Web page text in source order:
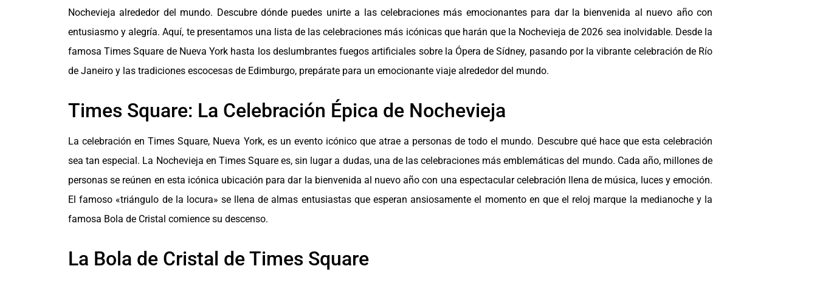
Nochevieja alrededor del mundo. Descubre dónde puedes unirte a las celebraciones más emocionantes para dar la bienvenida al nuevo año con
entusiasmo y alegría. Aquí, te presentamos una lista de las celebraciones más icónicas que harán que la Nochevieja de 2026 sea inolvidable. Desde la
famosa Times Square de Nueva York hasta los deslumbrantes fuegos artificiales sobre la Ópera de Sídney, pasando por la vibrante celebración de Río
de Janeiro y las tradiciones escocesas de Edimburgo, prepárate para un emocionante viaje alrededor del mundo.
Times Square: La Celebración Épica de Nochevieja
La celebración en Times Square, Nueva York, es un evento icónico que atrae a personas de todo el mundo. Descubre qué hace que esta celebración
sea tan especial. La Nochevieja en Times Square es, sin lugar a dudas, una de las celebraciones más emblemáticas del mundo. Cada año, millones de
personas se reúnen en esta icónica ubicación para dar la bienvenida al nuevo año con una espectacular celebración llena de música, luces y emoción.
El famoso «triángulo de la locura» se llena de almas entusiastas que esperan ansiosamente el momento en que el reloj marque la medianoche y la
famosa Bola de Cristal comience su descenso.
La Bola de Cristal de Times Square